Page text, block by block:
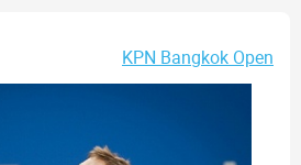
KPN Bangkok Open